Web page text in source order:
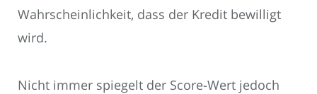
Wahrscheinlichkeit, dass der Kredit bewilligt
wird.
Nicht immer spiegelt der Score-Wert jedoch